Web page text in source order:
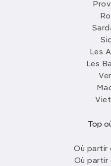
Les
Les
Top
Où partir
Où partir